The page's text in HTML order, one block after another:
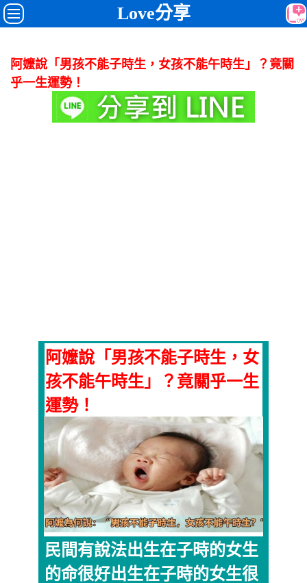
Love分享
阿嬤說「男孩不能子時生，女孩不能午時生」？竟關
乎一生運勢！
阿嬤說「男孩不能子時生，女
孩不能午時生」？竟關乎一生
運勢！
民間有說法出生在子時的女生
的命很好出生在子時的女生很